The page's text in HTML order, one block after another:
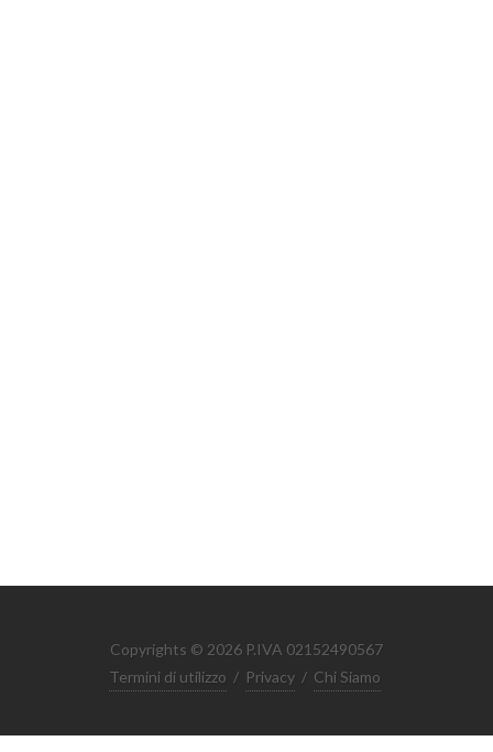
Copyrights © 2026 P.IVA 02152490567
Termini di utilizzo / Privacy / Chi Siamo